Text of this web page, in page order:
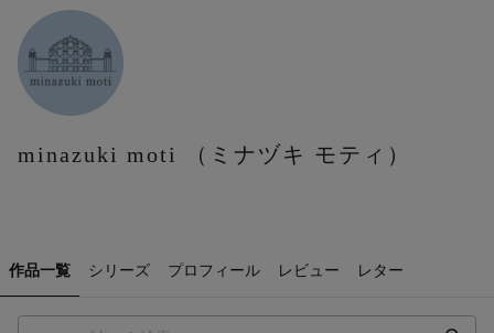
minazuki moti （ミナヅキ モティ）
作品一覧 シリーズ プロフィール レビュー レター